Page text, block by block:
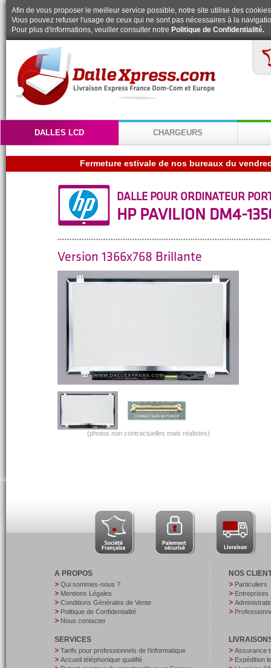
Afin de vous proposer le meilleur service possible, notre site utilise des
Vous pouvez refuser l'usage de ceux qui ne sont pas nécessaires à la
Pour plus d'informations, veuiller consulter notre Politique de Confidentialité.
DALLES LCD CHARGEURS
DALLE POUR ORDINATEUR
HP PAVILION DM4-
Version 1366x768 Brillante
(photos non contractuelles mais réalistes)
A PROPOS
Qui sommes-nous ?
Mentions Légales
Conditions Générales de Vente
Politique de Confidentialité
Nous contacter
SERVICES
Tarifs pour professionnels de l’informatique
Accueil téléphonique qualifié
NOS
Particuliers
Entreprises
Assurance
Expédition